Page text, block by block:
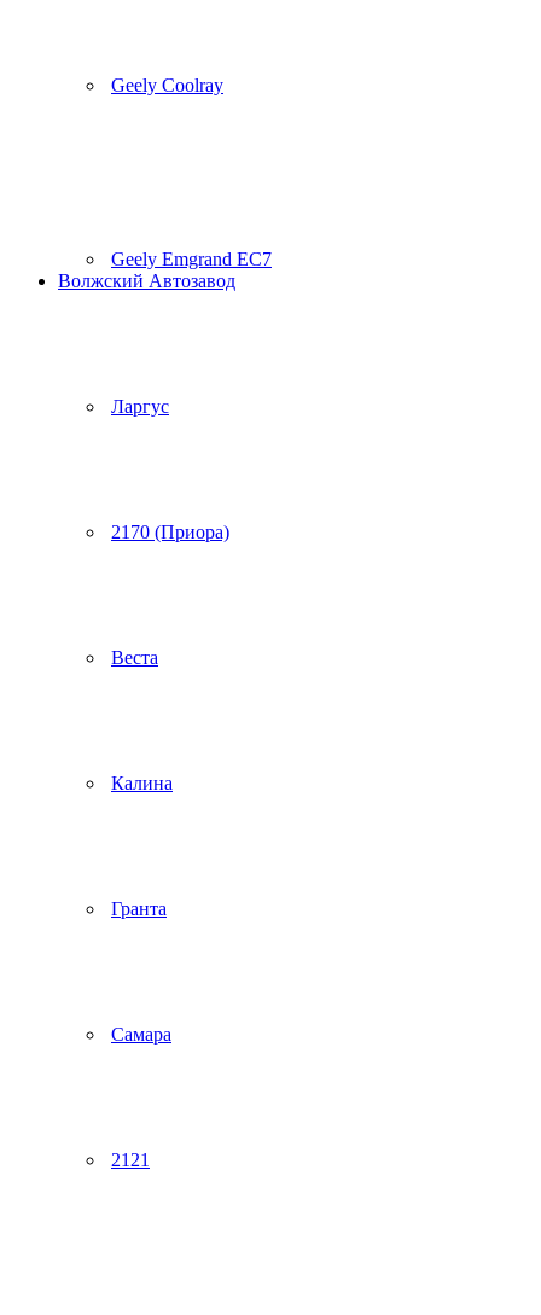
Geely Coolray
Geely Emgrand EC7
Волжский Автозавод
Ларгус
2170 (Приора)
Веста
Калина
Гранта
Самара
2121